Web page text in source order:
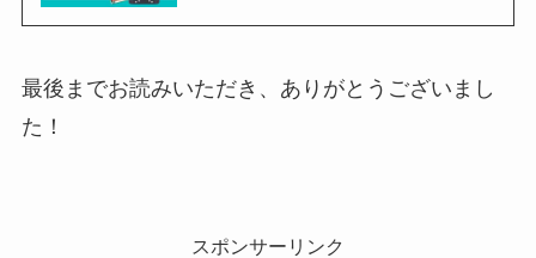
最後までお読みいただき、ありがとうございまし
た！
スポンサーリンク